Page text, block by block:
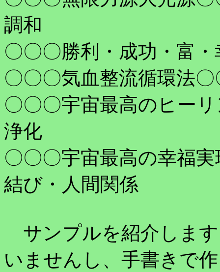
調和
〇〇〇勝利・成功・
〇〇〇気血整流循環
〇〇〇宇宙最高のヒ
浄化
〇〇〇宇宙最高の幸
結び・人間関係
サンプルを紹介しま
いませんし、手書きで